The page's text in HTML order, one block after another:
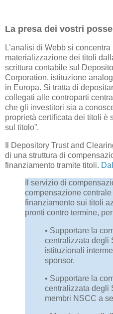
La presa dei vostri
L’analisi di Webb si
materializzazione dei titoli
scrittura contabile sul
Corporation, istituzione
in Europa. Si tratta di
collegati alle controparti
che gli investitori sia a
proprietà certificata dei titoli è
sul titolo”.
Il Depository Trust and
di una struttura di
finanziamento tramite titoli.
Il servizio di
compensazione
finanziamento sui titoli
pronti contro termine,
• Supportare la
centralizzata degli
istituzionali
sponsor.
• Supportare la
centralizzata degli
membri NSCC a